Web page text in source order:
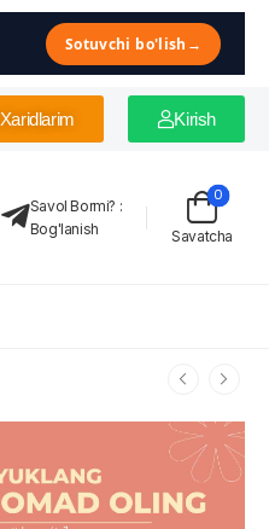
Sotuvchi bo'lish →
Xaridlarim Kirish
Savol Bormi? :
Bog'lanish
Savatcha
0